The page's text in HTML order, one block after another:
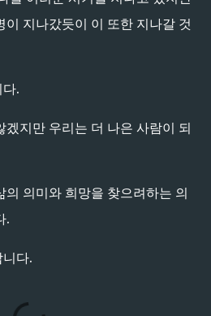
이 지나갔듯이 이 또한 지나갈 것
.
겠지만 우리는 더 나은 사람이 되
의 의미와 희망을 찾으려하는 의
.
다.